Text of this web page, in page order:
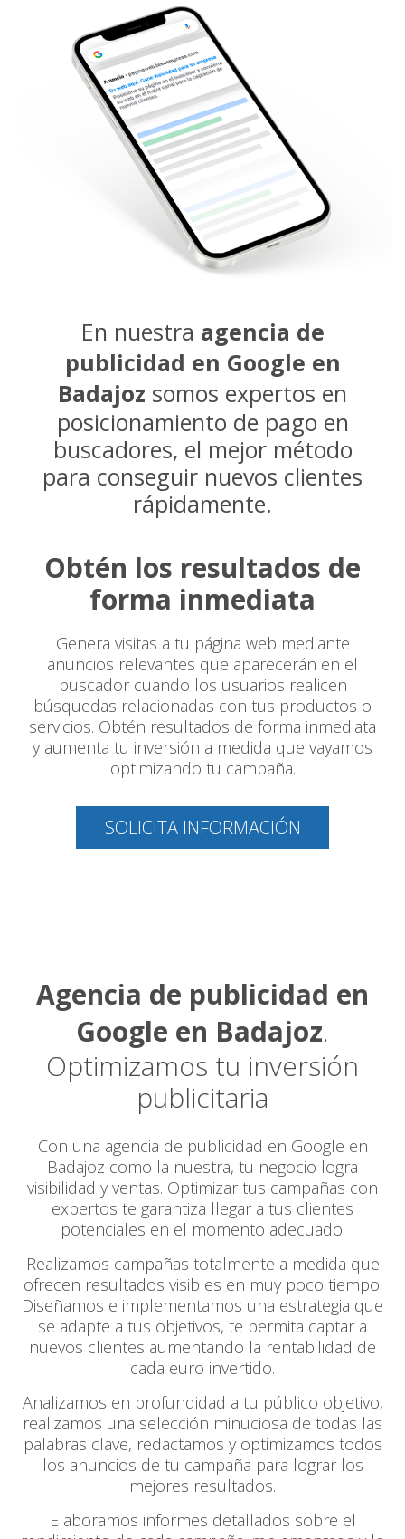
En nuestra agencia de
publicidad en Google en
Badajoz somos expertos en
posicionamiento de pago en
buscadores, el mejor método
para conseguir nuevos clientes
rápidamente.
Obtén los resultados de
forma inmediata
Genera visitas a tu página web mediante
anuncios relevantes que aparecerán en el
buscador cuando los usuarios realicen
búsquedas relacionadas con tus productos o
servicios. Obtén resultados de forma inmediata
y aumenta tu inversión a medida que vayamos
optimizando tu campaña.
SOLICITA INFORMACIÓN
Agencia de publicidad en
Google en Badajoz.
Optimizamos tu inversión
publicitaria
Con una agencia de publicidad en Google en
Badajoz como la nuestra, tu negocio logra
visibilidad y ventas. Optimizar tus campañas con
expertos te garantiza llegar a tus clientes
potenciales en el momento adecuado.
Realizamos campañas totalmente a medida que
ofrecen resultados visibles en muy poco tiempo.
Diseñamos e implementamos una estrategia que
se adapte a tus objetivos, te permita captar a
nuevos clientes aumentando la rentabilidad de
cada euro invertido.
Analizamos en profundidad a tu público objetivo,
realizamos una selección minuciosa de todas las
palabras clave, redactamos y optimizamos todos
los anuncios de tu campaña para lograr los
mejores resultados.
Elaboramos informes detallados sobre el